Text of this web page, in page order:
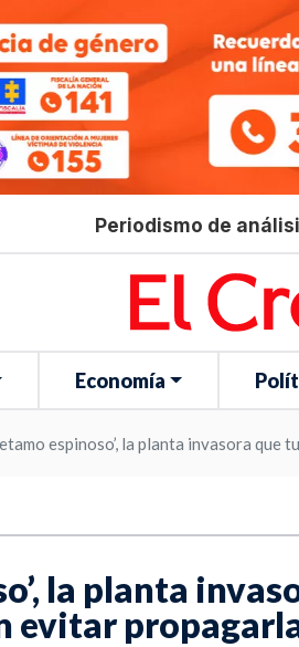
Periodismo de
Economía
espinoso’, la planta invasora
la planta
evitar